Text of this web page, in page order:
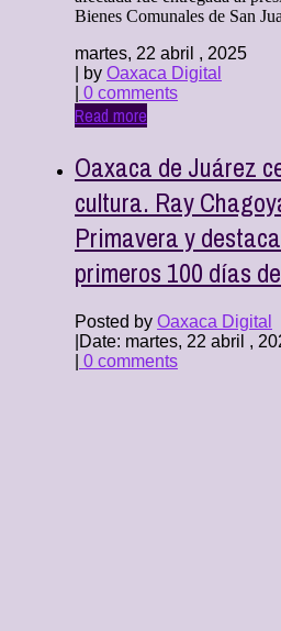
Bienes Comunales de San
martes, 22 abril , 2025
| by Oaxaca Digital
0 comments
Read more
Oaxaca de Juárez
cultura. Ray
Primavera y
primeros 100 días
Posted by Oaxaca Digital
Date: martes, 22 abril ,
0 comments